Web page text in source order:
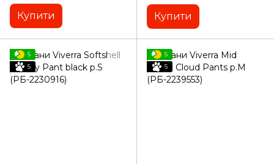
Купити Купити
5
5
5
5